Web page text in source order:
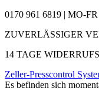
0170 961 6819 | MO-
ZUVERLÄSSIGER
14 TAGE
Zeller-Presscontrol
Es befinden sich